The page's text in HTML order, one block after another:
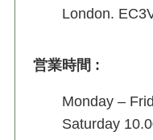
London.
営業時間 :
Monday –
Saturday